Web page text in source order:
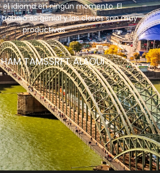
idioma en ningún momento. El
es genial y las clases son muy
productivas.
TAMSSRFT ALAOUI